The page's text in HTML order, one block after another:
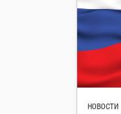
НОВОСТИ